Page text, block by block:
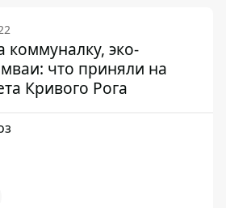
коммуналку, эко-
что приняли на
Кривого Рога